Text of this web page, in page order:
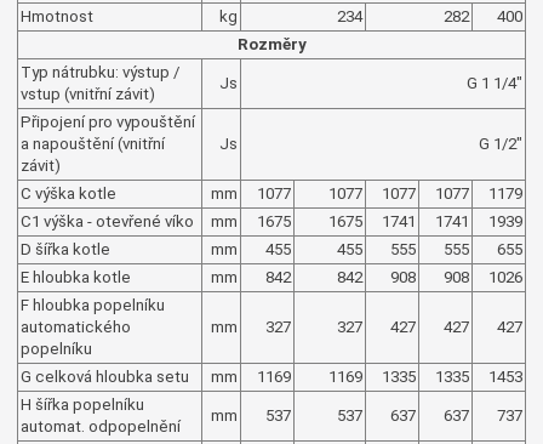
Hmotnost kg 234 282
400
Rozměry
Typ nátrubku: výstup /
vstup (vnitřní závit)
Js G 1 1/4"
Připojení pro vypouštění
a napouštění (vnitřní
závit)
Js G 1/2"
C výška kotle mm 1077 1077 1077 1077
1179
C1 výška - otevřené víko
mm 1675 1675 1741 1741
1939
D šířka kotle
mm 455 455 555 555
655
E hloubka kotle
mm 842 842 908 908
1026
F hloubka popelníku
automatického
popelníku
mm 327 327 427 427 427
G celková hloubka setu mm 1169 1169 1335 1335
1453
H šířka popelníku
automat. odpopelnění
mm 537 537 637 637 737